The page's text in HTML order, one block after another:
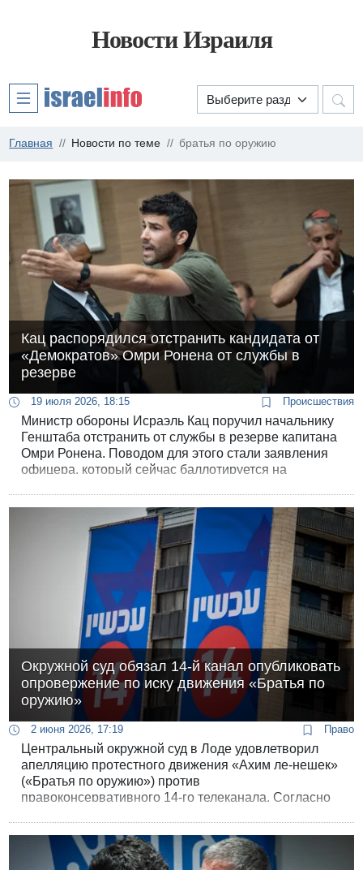
Новости Израиля
Главная Новости по теме братья по оружию
Кац распорядился отстранить кандидата от
«Демократов» Омри Ронена от службы в
резерве
19 июля 2026, 18:15 Происшествия
Министр обороны Исраэль Кац поручил начальнику
Генштаба отстранить от службы в резерве капитана
Омри Ронена. Поводом для этого стали заявления
офицера, который сейчас баллотируется на
службы по политическим мотивам”.
Окружной суд обязал 14-й канал опубликовать
опровержение по иску движения «Братья по
оружию»
2 июня 2026, 17:19 Право
Центральный окружной суд в Лоде удовлетворил
апелляцию протестного движения «Ахим ле-нешек»
(«Братья по оружию») против
правоконсервативного 14-го телеканала. Согласно
публикаций, в которых утверждалось, что
подозреваемым по громкому делу о шпионаже и